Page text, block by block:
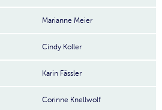
Marianne Meier
Cindy Koller
Karin Fässler
Corinne Knellwolf